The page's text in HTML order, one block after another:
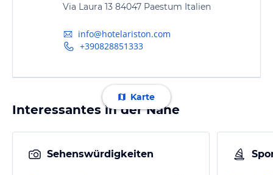
Via Laura 13 84047 Paestum Italien
info@hotelariston.com
+390828851333
Karte
Interessantes in der Nähe
Sehenswürdigkeiten